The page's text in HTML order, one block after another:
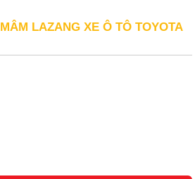
LAZANG XE Ô TÔ TOYOTA